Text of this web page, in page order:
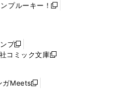
プルーキー！
新
ン
プ
新
し
ィ
コミック文庫
新
ガMeets
新